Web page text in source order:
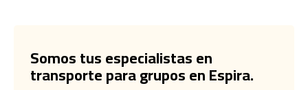
Somos tus especialistas en
transporte para grupos en Espira.